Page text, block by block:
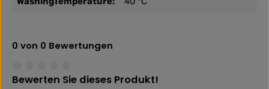
0 von 0 Bewertungen
Durchschnittliche Bewertung von 0 von 5 Sternen
Bewerten Sie dieses Produkt!